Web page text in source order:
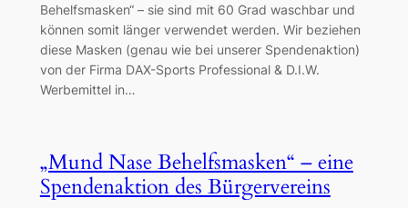
Behelfsmasken“ – sie sind mit 60 Grad waschbar und
können somit länger verwendet werden. Wir beziehen
diese Masken (genau wie bei unserer Spendenaktion)
von der Firma DAX-Sports Professional & D.I.W.
Werbemittel in…
„Mund Nase Behelfsmasken“ – eine
Spendenaktion des Bürgervereins